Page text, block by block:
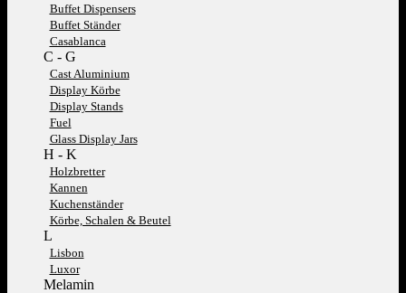
Buffet Dispensers
Buffet Ständer
Casablanca
C - G
Cast Aluminium
Display Körbe
Display Stands
Fuel
Glass Display Jars
H - K
Holzbretter
Kannen
Kuchenständer
Körbe, Schalen & Beutel
L
Lisbon
Luxor
Melamin